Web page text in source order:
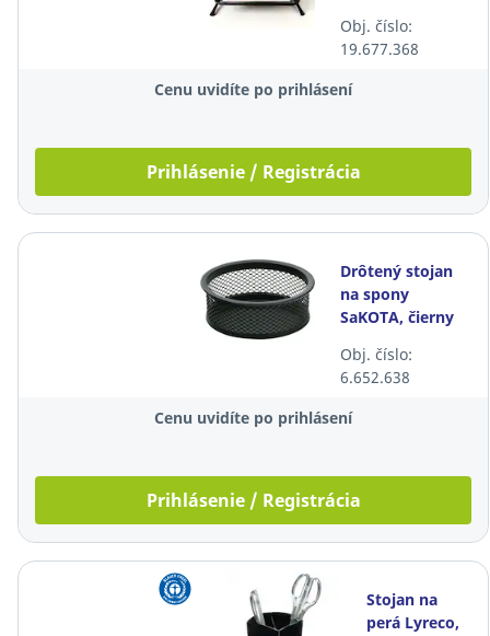
zásuvkový,
čierny
Obj. číslo:
19.677.368
Cenu uvidíte po prihlásení
Prihlásenie / Registrácia
Drôtený stojan
na spony
SaKOTA, čierny
Obj. číslo:
6.652.638
Cenu uvidíte po prihlásení
Prihlásenie / Registrácia
Stojan na
perá Lyreco,